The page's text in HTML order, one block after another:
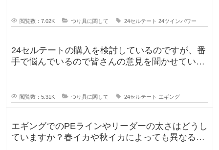
閲覧数：7.02K つり具に関して 24セルテート 24ツインパワー
24セルテートの購入を検討しているのですが、番
手で悩んでいるので皆さんの意見を聞かせていた
閲覧数：5.31K つり具に関して 24セルテート エギング
エギングでのPEラインやリーダーの太さはどうし
ていますか？春イカや秋イカによっても異なると